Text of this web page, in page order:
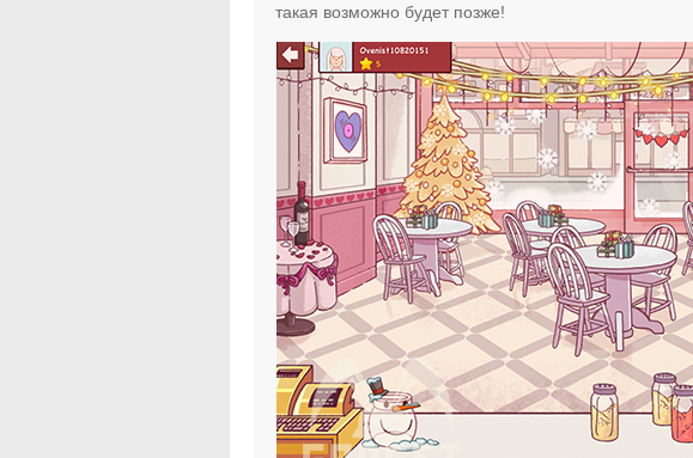
такая возможно будет позже!